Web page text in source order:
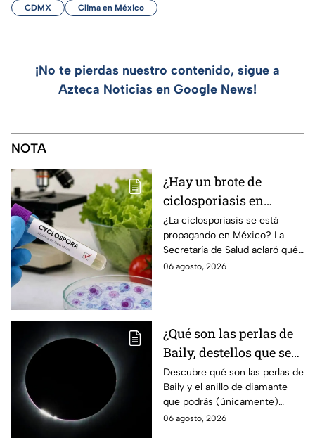
CDMX Clima en México
¡No te pierdas nuestro contenido, sigue a
Azteca Noticias en Google News!
NOTA
¿Hay un brote de
ciclosporiasis en
México? Salud rompe
el silencio tras 33 casos
detectados
¿La ciclosporiasis se está
propagando en México? La
Secretaría de Salud aclaró qué
ocurre tras la detección de 33
06 agosto, 2026
¿Qué son las perlas de
Baily, destellos que se
podrán ver
ÚNICAMENTE durante
el eclipse solar 2026 del
12 de agosto?
Descubre qué son las perlas de
Baily y el anillo de diamante
que podrás (únicamente)
observar durante el eclipse
06 agosto, 2026